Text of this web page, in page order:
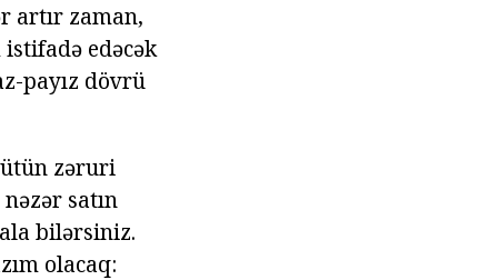
artır zaman,
edəcək
payız dövrü
zəruri
satın
bilərsiniz.
olacaq: